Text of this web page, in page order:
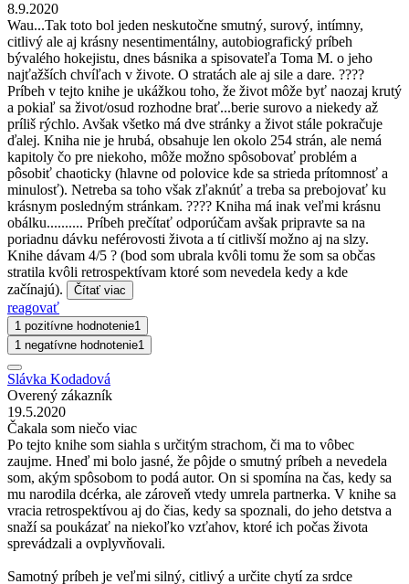
8.9.2020
Wau...Tak toto bol jeden neskutočne smutný, surový, intímny,
citlivý ale aj krásny nesentimentálny, autobiografický príbeh
bývalého hokejistu, dnes básnika a spisovateľa Toma M. o jeho
najťažších chvíľach v živote. O stratách ale aj sile a dare. ????
Príbeh v tejto knihe je ukážkou toho, že život môže byť naozaj krutý
a pokiaľ sa život/osud rozhodne brať...berie surovo a niekedy až
príliš rýchlo. Avšak všetko má dve stránky a život stále pokračuje
ďalej. Kniha nie je hrubá, obsahuje len okolo 254 strán, ale nemá
kapitoly čo pre niekoho, môže možno spôsobovať problém a
pôsobiť chaoticky (hlavne od polovice kde sa strieda prítomnosť a
minulosť). Netreba sa toho však zľaknúť a treba sa prebojovať ku
krásnym posledným stránkam. ???? Kniha má inak veľmi krásnu
obálku.......... Príbeh prečítať odporúčam avšak pripravte sa na
poriadnu dávku neférovosti života a tí citlivší možno aj na slzy.
Knihe dávam 4/5 ? (bod som ubrala kvôli tomu že som sa občas
stratila kvôli retrospektívam ktoré som nevedela kedy a kde
začínajú).
Čítať viac
reagovať
1 pozitívne hodnotenie1
1 negatívne hodnotenie1
Slávka Kodadová
Overený zákazník
19.5.2020
Čakala som niečo viac
Po tejto knihe som siahla s určitým strachom, či ma to vôbec
zaujme. Hneď mi bolo jasné, že pôjde o smutný príbeh a nevedela
som, akým spôsobom to podá autor. On si spomína na čas, kedy sa
mu narodila dcérka, ale zároveň vtedy umrela partnerka. V knihe sa
vracia retrospektívou aj do čias, kedy sa spoznali, do jeho detstva a
snaží sa poukázať na niekoľko vzťahov, ktoré ich počas života
sprevádzali a ovplyvňovali.
Samotný príbeh je veľmi silný, citlivý a určite chytí za srdce